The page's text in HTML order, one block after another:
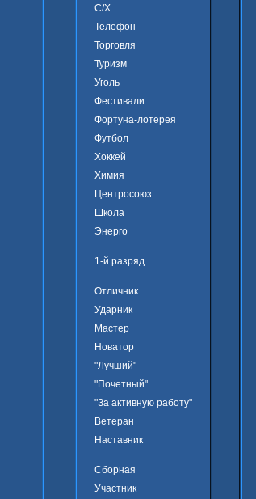
С/Х
Телефон
Торговля
Туризм
Уголь
Фестивали
Фортуна-лотерея
Футбол
Хоккей
Химия
Центросоюз
Школа
Энерго
1-й разряд
Отличник
Ударник
Мастер
Новатор
"Лучший"
"Почетный"
"За активную работу"
Ветеран
Наставник
Сборная
Участник